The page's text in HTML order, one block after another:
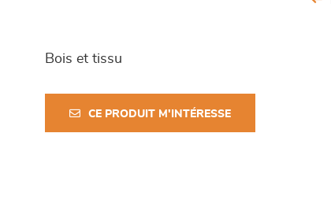
Bois et tissu
CE PRODUIT M'INTÉRESSE